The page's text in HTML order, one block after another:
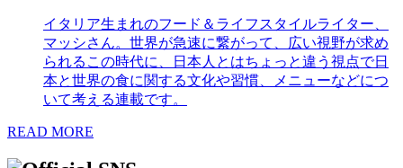
イタリア生まれのフード＆ライフスタイルライター、
マッシさん。世界が急速に繋がって、広い視野が求め
られるこの時代に、日本人とはちょっと違う視点で日
本と世界の食に関する文化や習慣、メニューなどにつ
いて考える連載です。
READ MORE